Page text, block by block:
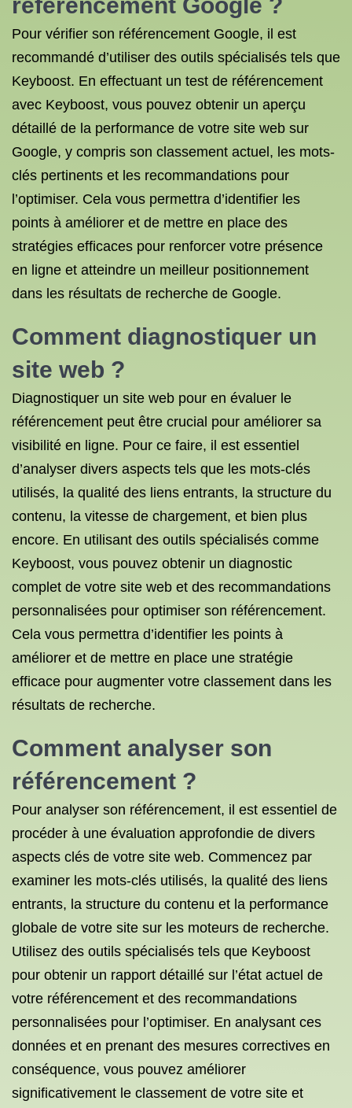
Pour vérifier son référencement Google, il est
recommandé d’utiliser des outils spécialisés tels que
Keyboost. En effectuant un test de référencement
avec Keyboost, vous pouvez obtenir un aperçu
détaillé de la performance de votre site web sur
Google, y compris son classement actuel, les mots-
clés pertinents et les recommandations pour
l’optimiser. Cela vous permettra d’identifier les
points à améliorer et de mettre en place des
stratégies efficaces pour renforcer votre présence
en ligne et atteindre un meilleur positionnement
dans les résultats de recherche de Google.
Comment diagnostiquer un
site web ?
Diagnostiquer un site web pour en évaluer le
référencement peut être crucial pour améliorer sa
visibilité en ligne. Pour ce faire, il est essentiel
d’analyser divers aspects tels que les mots-clés
utilisés, la qualité des liens entrants, la structure du
contenu, la vitesse de chargement, et bien plus
encore. En utilisant des outils spécialisés comme
Keyboost, vous pouvez obtenir un diagnostic
complet de votre site web et des recommandations
personnalisées pour optimiser son référencement.
Cela vous permettra d’identifier les points à
améliorer et de mettre en place une stratégie
efficace pour augmenter votre classement dans les
résultats de recherche.
Comment analyser son
référencement ?
Pour analyser son référencement, il est essentiel de
procéder à une évaluation approfondie de divers
aspects clés de votre site web. Commencez par
examiner les mots-clés utilisés, la qualité des liens
entrants, la structure du contenu et la performance
globale de votre site sur les moteurs de recherche.
Utilisez des outils spécialisés tels que Keyboost
pour obtenir un rapport détaillé sur l’état actuel de
votre référencement et des recommandations
personnalisées pour l’optimiser. En analysant ces
données et en prenant des mesures correctives en
conséquence, vous pouvez améliorer
significativement le classement de votre site et